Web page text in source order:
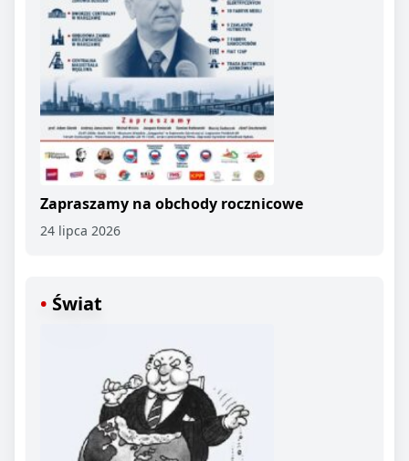
Zapraszamy na obchody rocznicowe
24 lipca 2026
Świat